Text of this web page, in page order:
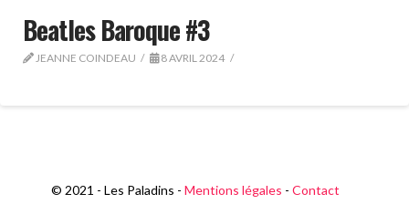
Beatles Baroque #3
JEANNE COINDEAU 8 AVRIL 2024
© 2021 - Les Paladins - Mentions légales - Contact